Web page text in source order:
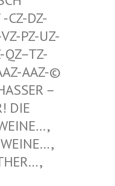
LZ-S
OZ-SZ-F
JZ-A
SCHWULE
REF